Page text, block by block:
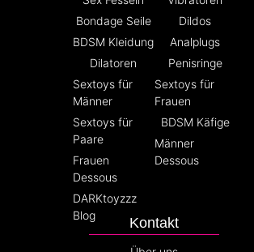
Bondage Seile
BDSM Kleidung
Dilatoren
Sextoys für
Männer
Sextoys für
Paare
Frauen
Dessous
DARKtoyzzz
Blog
Dildos
Analplugs
Penisringe
Sextoys für
Frauen
BDSM Käfige
Männer
Dessous
Kontakt